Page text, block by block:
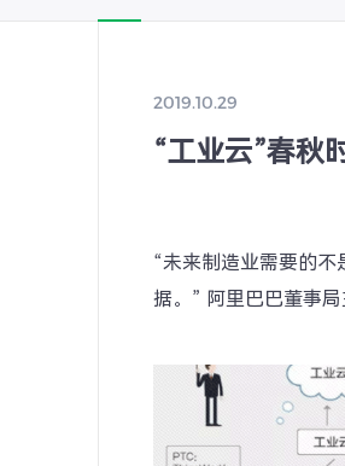
这个新一轮科技
户、推动高质量
势，加强人工
据、应用等人工
场景专用小模
企业群。要深化
应、全行业渗
医疗、智慧交通
2019.10.29
“工业云”春秋
“未来制造业需要的不
据。” 阿里巴巴董事
说。